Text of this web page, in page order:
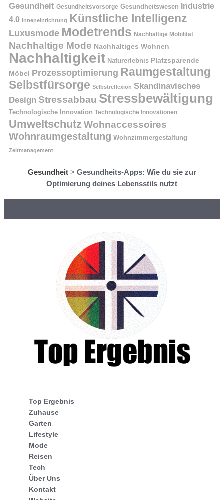
Gesundheit Gesundheitsvorsorge Gesundheitswesen Industrie
4.0 Inneneinrichtung Künstliche Intelligenz
Luxusmode Modetrends Nachhaltige Mobilität
Nachhaltige Mode Nachhaltiges Wohnen
Nachhaltigkeit Naturerlebnis Platzsparende
Möbel
Prozessoptimierung Raumgestaltung
Selbstfürsorge Selbstreflexion Skandinavisches
Design Stressabbau Stressbewältigung
Technologische Innovation Technologische Innovationen
Umweltschutz Wohnaccessoires
Wohnraumgestaltung Wohnzimmergestaltung
Zeitmanagement
Gesundheit> Gesundheits-Apps: Wie du sie zur
Optimierung deines Lebensstils nutzt
Top Ergebnis
Zuhause
Garten
Lifestyle
Mode
Reisen
Tech
Über Uns
Kontakt